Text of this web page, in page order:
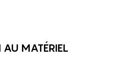
MATÉRIEL